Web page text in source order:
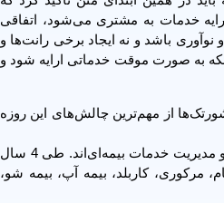
خدمات به مشتری می‌شود، اتفاقی
بر خدمت و نوآوری باشد و نه ایجاد برخی رانت‌ها و
به صورت موقت خدماتی ارایه شود و
از مهم‌ترین چالش‌های این روزه
اینشورتک‌ها یا به عبارتی استارت آپ‌های فعال بیمه‌ای مدعی کاربرد نوآورانه تکنولوژی برای ارایه، توزیع و مدیریت خدمات بیمه‌ای‌اند. طی 4 سال
مرکوری، کاربلد، بیمه آپ، بیمه شو،